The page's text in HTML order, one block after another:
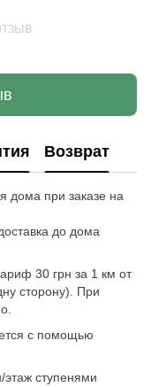
Возврат
дома при заказе на
до дома
30 грн за 1 км от
сторону). При
с помощью
ступенями